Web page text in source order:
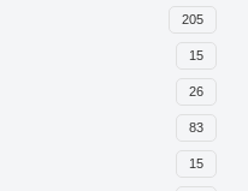
205
15
26
83
15